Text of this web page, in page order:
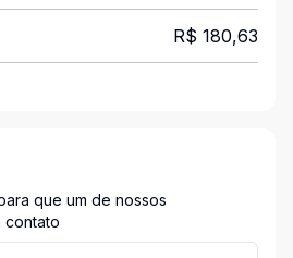
R$ 180,63
que um de nossos
contato